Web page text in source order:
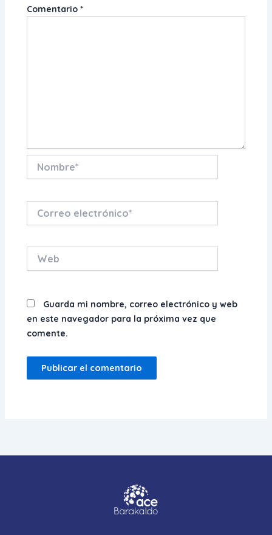
Comentario*
electrónico*
Guarda mi nombre, correo electrónico y web
en este navegador para la próxima vez que
comente.